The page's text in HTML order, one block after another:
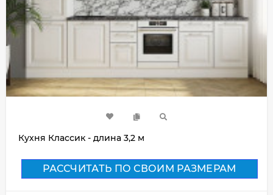
Кухня Классик - длина 3,2 м
РАССЧИТАТЬ ПО СВОИМ РАЗМЕРАМ